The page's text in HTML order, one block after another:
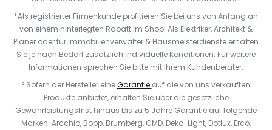
¹ Als registrierter Firmenkunde profitieren Sie bei uns von Anfang an
von einem hinterlegten Rabatt im Shop. Als Elektriker, Architekt &
Planer oder für Immobilienverwalter & Hausmeisterdienste erhalten
Sie je nach Bedarf zusätzlich individuelle Konditionen. Für weitere
Informationen sprechen Sie bitte mit Ihrem Kundenberater.
² Sofern der Hersteller eineGarantie auf die von uns verkauften
Produkte anbietet, erhalten Sie über die gesetzliche
Gewährleistungsfrist hinaus bis zu 5 Jahre Garantie auf folgende
Marken: Arcchio, Bopp, Brumberg, CMD, Deko-Light, Dotlux, Erco,